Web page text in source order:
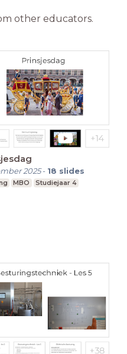
other educators.
2025- 18 slides
MBO Studiejaar 4